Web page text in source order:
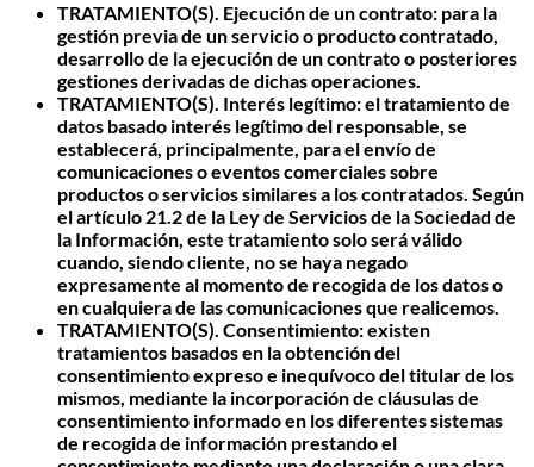
TRATAMIENTO(S). Ejecución de un contrato: para la
gestión previa de un servicio o producto contratado,
desarrollo de la ejecución de un contrato o posteriores
gestiones derivadas de dichas operaciones.
TRATAMIENTO(S). Interés legítimo: el tratamiento de
datos basado interés legítimo del responsable, se
establecerá, principalmente, para el envío de
comunicaciones o eventos comerciales sobre
productos o servicios similares a los contratados. Según
el artículo 21.2 de la Ley de Servicios de la Sociedad de
la Información, este tratamiento solo será válido
cuando, siendo cliente, no se haya negado
expresamente al momento de recogida de los datos o
en cualquiera de las comunicaciones que realicemos.
TRATAMIENTO(S). Consentimiento: existen
tratamientos basados en la obtención del
consentimiento expreso e inequívoco del titular de los
mismos, mediante la incorporación de cláusulas de
consentimiento informado en los diferentes sistemas
de recogida de información prestando el